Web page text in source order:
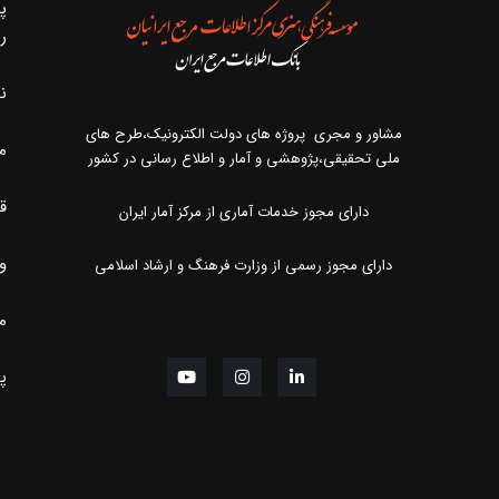
مشاور و مجری پروژه های دولت الکترونیک،طرح های
ملی تحقیقی،پژوهشی و آمار و اطلاع رسانی در کشور
دارای مجوز خدمات آماری از مرکز آمار ایران
دارای مجوز رسمی از وزارت فرهنگ و ارشاد اسلامی